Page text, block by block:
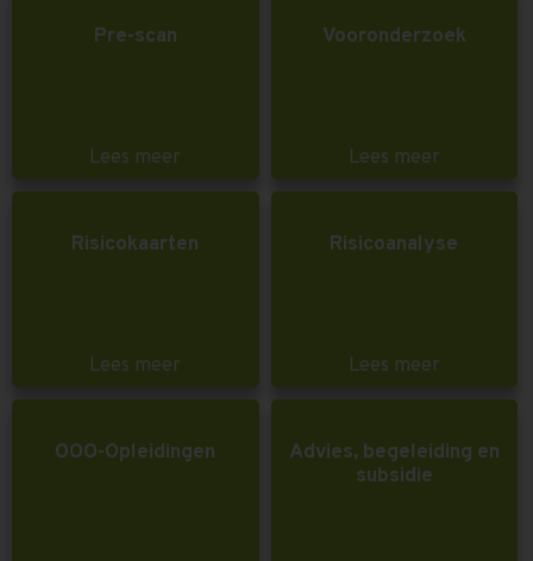
Pre-scan
Lees meer
Vooronderzoek
Lees meer
Risicokaarten
Lees meer
Risicoanalyse
Lees meer
OOO-Opleidingen
Advies, begeleiding en
subsidie